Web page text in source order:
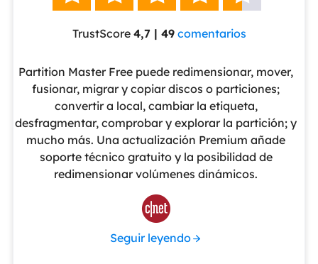
TrustScore 4,7 | 49 comentarios
Partition Master Free puede redimensionar, mover,
fusionar, migrar y copiar discos o particiones;
convertir a local, cambiar la etiqueta,
desfragmentar, comprobar y explorar la partición; y
mucho más. Una actualización Premium añade
soporte técnico gratuito y la posibilidad de
redimensionar volúmenes dinámicos.

Seguir leyendo